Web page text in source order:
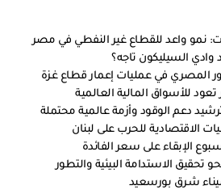
نمو واعد للقطاع غير النفطي في مصر
المصري في عمليات إعمار قطاع غزة
للأسواق المالية العالمية
الاقتصادية للحرب على لبنان
تحقيق الاستدامة البيئية والتطور
شرق بورسعيد